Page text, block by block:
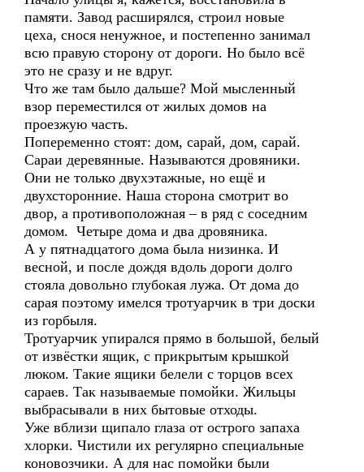
памяти. Завод расширялся, строил новые
цеха, снося ненужное, и постепенно занимал
всю правую сторону от дороги. Но было всё
это не сразу и не вдруг.
Что же там было дальше? Мой мысленный
взор переместился от жилых домов на
проезжую часть.
Попеременно стоят: дом, сарай, дом, сарай.
Сараи деревянные. Называются дровяники.
Они не только двухэтажные, но ещё и
двухсторонние. Наша сторона смотрит во
двор, а противоположная – в ряд с соседним
домом. Четыре дома и два дровяника.
А у пятнадцатого дома была низинка. И
весной, и после дождя вдоль дороги долго
стояла довольно глубокая лужа. От дома до
сарая поэтому имелся тротуарчик в три доски
из горбыля.
Тротуарчик упирался прямо в большой, белый
от извёстки ящик, с прикрытым крышкой
люком. Такие ящики белели с торцов всех
сараев. Так называемые помойки. Жильцы
выбрасывали в них бытовые отходы.
Уже вблизи щипало глаза от острого запаха
хлорки. Чистили их регулярно специальные
коновозчики. А для нас помойки были